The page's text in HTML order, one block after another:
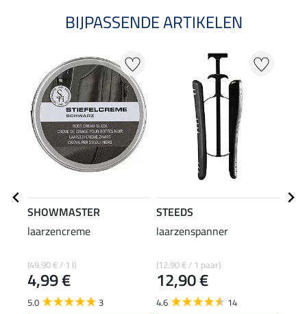
BIJPASSENDE ARTIKELEN
SHOWMASTER
laarzencreme
(49,90 € / 1 l)
4,99 €
5.0 3
STEEDS
laarzenspanner
(12,90 € / 1 paar)
12,90 €
4.6 14